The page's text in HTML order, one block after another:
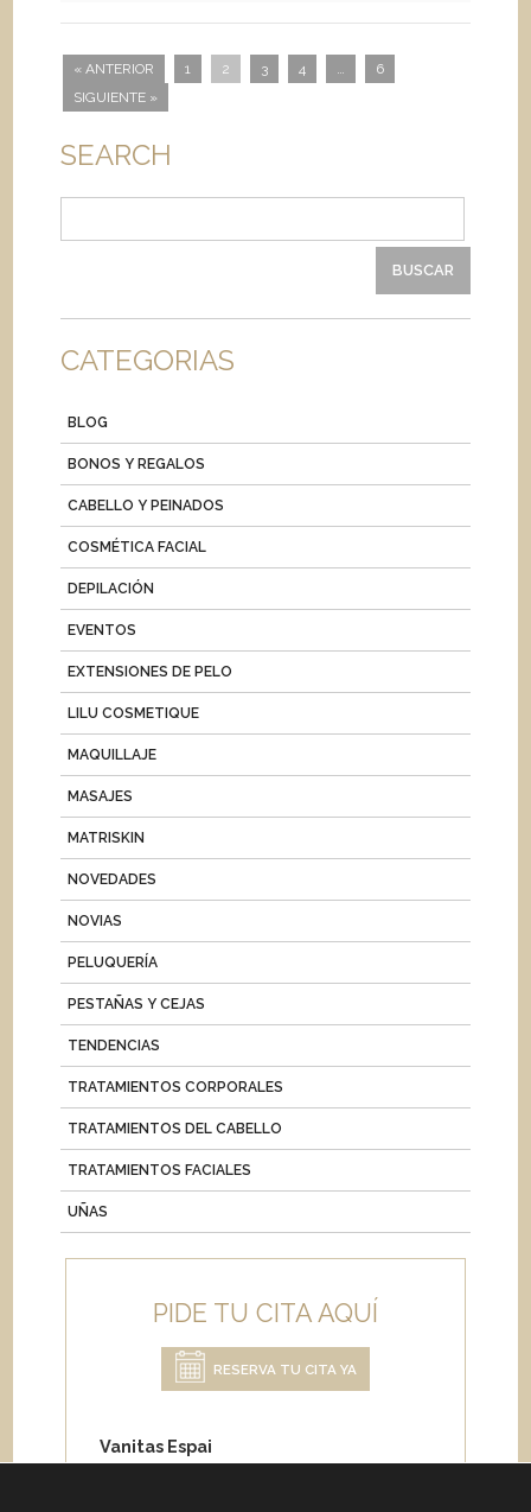
« ANTERIOR 1 2 3 4
6
SIGUIENTE »
SEARCH
CATEGORIAS
BLOG
BONOS Y REGALOS
CABELLO Y PEINADOS
COSMÉTICA FACIAL
DEPILACIÓN
EVENTOS
EXTENSIONES DE PELO
LILU COSMETIQUE
MAQUILLAJE
MASAJES
MATRISKIN
NOVEDADES
NOVIAS
PELUQUERÍA
PESTAÑAS Y CEJAS
TENDENCIAS
TRATAMIENTOS CORPORALES
TRATAMIENTOS DEL CABELLO
TRATAMIENTOS FACIALES
UÑAS
PIDE TU CITA AQUÍ
RESERVA TU CITA YA
Vanitas Espai
Carrer de Paris 204